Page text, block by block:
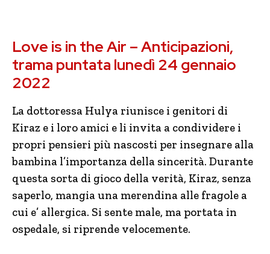
Love is in the Air – Anticipazioni,
trama puntata lunedì 24 gennaio
2022
La dottoressa Hulya riunisce i genitori di
Kiraz e i loro amici e li invita a condividere i
propri pensieri più nascosti per insegnare alla
bambina l’importanza della sincerità. Durante
questa sorta di gioco della verità, Kiraz, senza
saperlo, mangia una merendina alle fragole a
cui e’ allergica. Si sente male, ma portata in
ospedale, si riprende velocemente.